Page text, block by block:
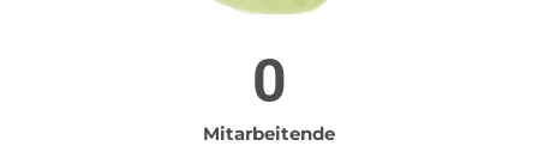
Mitarbeitende
0